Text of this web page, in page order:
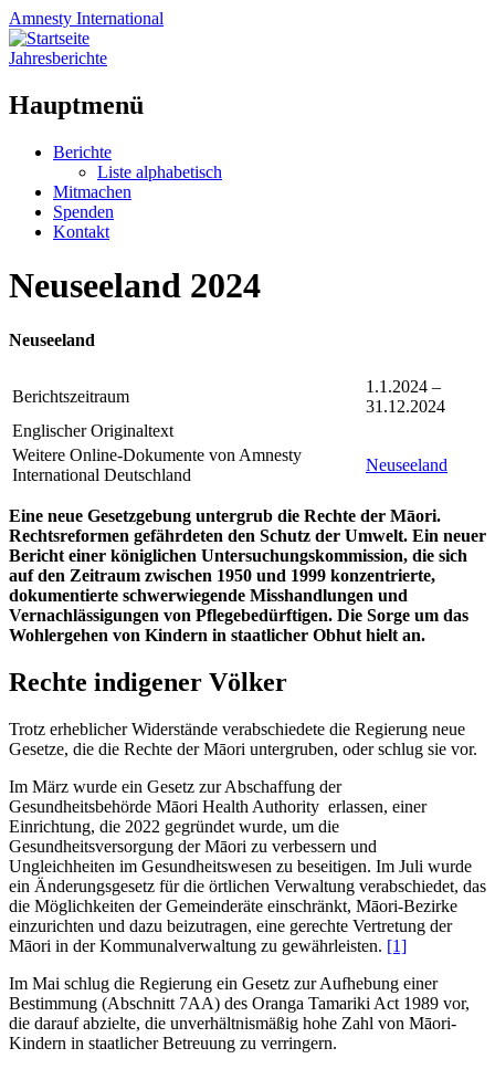
Amnesty International
Jahresberichte
Hauptmenü
Zum
springen
Berichte
Liste alphabetisch
Mitmachen
Spenden
Kontakt
Neuseeland 2024
Neuseeland
Berichtszeitraum
1.1.2024 –
31.12.2024
Englischer Originaltext
Weitere Online-Dokumente von Amnesty
International Deutschland
Neuseeland
Eine neue Gesetzgebung untergrub die Rechte der Māori.
Rechtsreformen gefährdeten den Schutz der Umwelt. Ein neuer
Bericht einer königlichen Untersuchungskommission, die sich
auf den Zeitraum zwischen 1950 und 1999 konzentrierte,
dokumentierte schwerwiegende Misshandlungen und
Vernachlässigungen von Pflegebedürftigen. Die Sorge um das
Wohlergehen von Kindern in staatlicher Obhut hielt an.
Rechte indigener Völker
Trotz erheblicher Widerstände verabschiedete die Regierung neue
Gesetze, die die Rechte der Māori untergruben, oder schlug sie vor.
Im März wurde ein Gesetz zur Abschaffung der
Gesundheitsbehörde Māori Health Authority erlassen, einer
Einrichtung, die 2022 gegründet wurde, um die
Gesundheitsversorgung der Māori zu verbessern und
Ungleichheiten im Gesundheitswesen zu beseitigen. Im Juli wurde
ein Änderungsgesetz für die örtlichen Verwaltung verabschiedet, das
die Möglichkeiten der Gemeinderäte einschränkt, Māori-Bezirke
einzurichten und dazu beizutragen, eine gerechte Vertretung der
Māori in der Kommunalverwaltung zu gewährleisten. [1]
Im Mai schlug die Regierung ein Gesetz zur Aufhebung einer
Bestimmung (Abschnitt 7AA) des Oranga Tamariki Act 1989 vor,
die darauf abzielte, die unverhältnismäßig hohe Zahl von Māori-
Kindern in staatlicher Betreuung zu verringern.